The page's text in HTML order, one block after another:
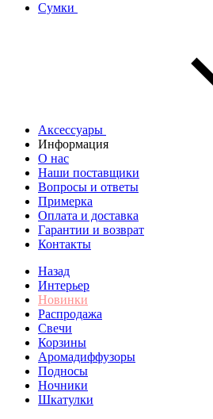
Сумки
Аксессуары
Информация
О нас
Наши поставщики
Вопросы и ответы
Примерка
Оплата и доставка
Гарантии и возврат
Контакты
Назад
Интерьер
Новинки
Распродажа
Свечи
Корзины
Аромадиффузоры
Подносы
Ночники
Шкатулки